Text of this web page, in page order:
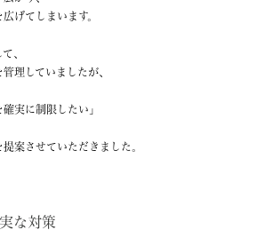
げてしまいます。
、
理していましたが、
実に制限したい」
案させていただきました。
な対策